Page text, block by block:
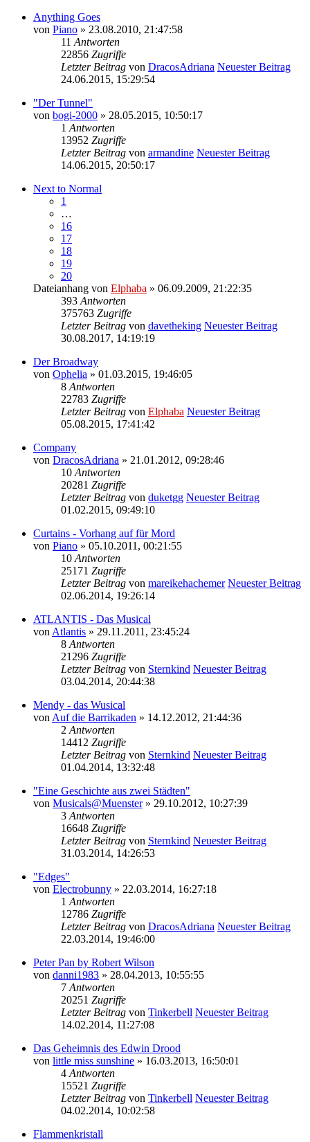
Anything Goes
von Piano » 23.08.2010, 21:47:58
11 Antworten
22856 Zugriffe
Letzter Beitrag von DracosAdriana Neuester Beitrag
24.06.2015, 15:29:54
"Der Tunnel"
von bogi-2000 » 28.05.2015, 10:50:17
1 Antworten
13952 Zugriffe
Letzter Beitrag von armandine Neuester Beitrag
14.06.2015, 20:50:17
Next to Normal
1
…
16
17
18
19
20
Dateianhang von Elphaba » 06.09.2009, 21:22:35
393 Antworten
375763 Zugriffe
Letzter Beitrag von davetheking Neuester Beitrag
30.08.2017, 14:19:19
Der Broadway
von Ophelia » 01.03.2015, 19:46:05
8 Antworten
22783 Zugriffe
Letzter Beitrag von Elphaba Neuester Beitrag
05.08.2015, 17:41:42
Company
von DracosAdriana » 21.01.2012, 09:28:46
10 Antworten
20281 Zugriffe
Letzter Beitrag von duketgg Neuester Beitrag
01.02.2015, 09:49:10
Curtains - Vorhang auf für Mord
von Piano » 05.10.2011, 00:21:55
10 Antworten
25171 Zugriffe
Letzter Beitrag von mareikehachemer Neuester Beitrag
02.06.2014, 19:26:14
ATLANTIS - Das Musical
von Atlantis » 29.11.2011, 23:45:24
8 Antworten
21296 Zugriffe
Letzter Beitrag von Sternkind Neuester Beitrag
03.04.2014, 20:44:38
Mendy - das Wusical
von Auf die Barrikaden » 14.12.2012, 21:44:36
2 Antworten
14412 Zugriffe
Letzter Beitrag von Sternkind Neuester Beitrag
01.04.2014, 13:32:48
"Eine Geschichte aus zwei Städten"
von Musicals@Muenster» 29.10.2012, 10:27:39
3 Antworten
16648 Zugriffe
Letzter Beitrag von Sternkind Neuester Beitrag
31.03.2014, 14:26:53
"Edges"
von Electrobunny » 22.03.2014, 16:27:18
1 Antworten
12786 Zugriffe
Letzter Beitrag von DracosAdriana Neuester Beitrag
22.03.2014, 19:46:00
Peter Pan by Robert Wilson
von danni1983 » 28.04.2013, 10:55:55
7 Antworten
20251 Zugriffe
Letzter Beitrag von Tinkerbell Neuester Beitrag
14.02.2014, 11:27:08
Das Geheimnis des Edwin Drood
von little miss sunshine » 16.03.2013, 16:50:01
4 Antworten
15521 Zugriffe
Letzter Beitrag von Tinkerbell Neuester Beitrag
04.02.2014, 10:02:58
Flammenkristall